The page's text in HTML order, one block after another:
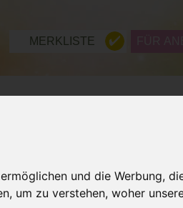
und die Werbung,
um zu verstehen, woher
MERKLISTE
WISSEN LEXIKON
dich selbst